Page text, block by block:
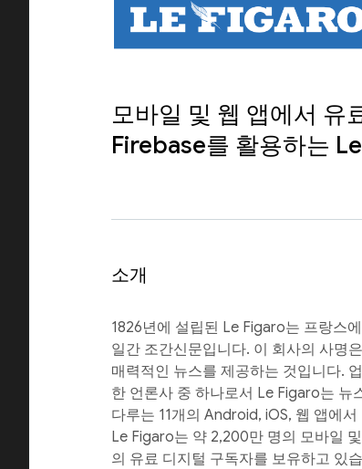
모바일 및 웹 앱에서 유
Firebase를 활용하는
소개
1826년에 설립된 Le Figaro는 프랑스
일간 조간신문입니다. 이 회사의 사명
매력적인 뉴스를 제공하는 것입니다.
한 언론사 중 하나로서 Le Figaro는 뉴
다루는 11개의 Android, iOS, 웹 앱에
Le Figaro는 약 2,200만 명의 모바일
의 유료 디지털 구독자를 보유하고 있